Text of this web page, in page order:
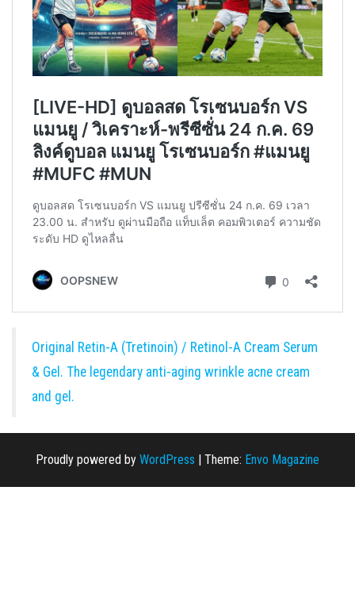
Original Retin-A (Tretinoin) / Retinol-A Cream Serum
& Gel. The legendary anti-aging wrinkle acne cream
and gel.
Proudly powered by WordPress | Theme: Envo Magazine